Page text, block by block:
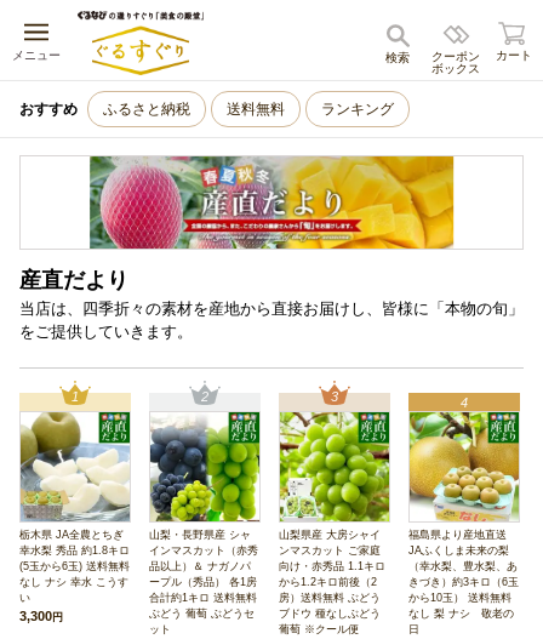
メニュー
キャンセル
クーポン
ボックス
検索 カート
おすすめ ふるさと納税 送料無料 ランキング
産直だより
当店は、四季折々の素材を産地から直接お届けし、皆様に「本物の旬」
をご提供していきます。
1
栃木県 JA全農とちぎ
幸水梨 秀品 約1.8キロ
(5玉から6玉) 送料無料
なし ナシ 幸水 こうす
い
3,300 円
2
山梨・長野県産 シャ
インマスカット（赤秀
品以上）＆ ナガノパ
ープル（秀品） 各1房
合計約1キロ 送料無料
ぶどう 葡萄 ぶどうセ
ット
3
山梨県産 大房シャイ
ンマスカット ご家庭
向け・赤秀品 1.1キロ
から1.2キロ前後（2
房）送料無料 ぶどう
ブドウ 種なしぶどう
葡萄 ※クール便
4
福島県より産地直送
JAふくしま未来の梨
（幸水梨、豊水梨、あ
きづき）約3キロ（6玉
から10玉） 送料無料
なし 梨 ナシ 敬老の
日